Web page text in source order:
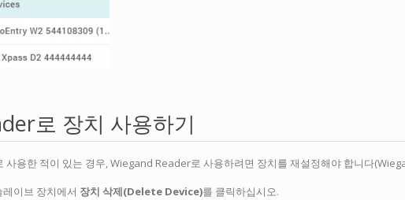
로 장치 사용하기
사용한 적이 있는 경우, Wiegand Reader로 사용하려면 장치를 재설정해야 합니다
이브 장치에서 장치 삭제(Delete Device)를 클릭하십시오.